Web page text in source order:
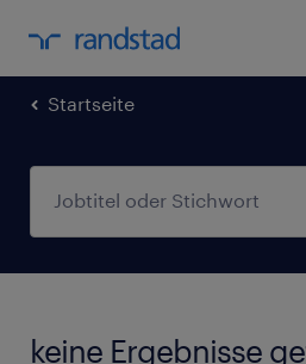
Startseite
keine Ergebnisse